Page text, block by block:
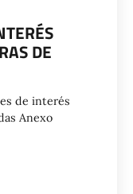
DE
de interés
Anexo